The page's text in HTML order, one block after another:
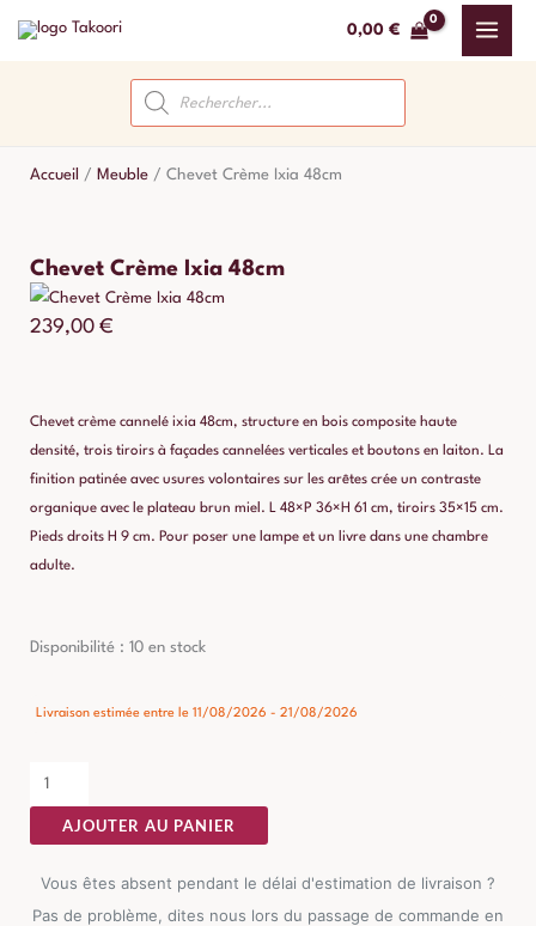
0,00 €
Recherche
de
produits
Accueil / Meuble / Chevet Crème Ixia 48cm
Chevet Crème Ixia 48cm
239,00 €
Chevet crème cannelé ixia 48cm, structure en bois composite haute
densité, trois tiroirs à façades cannelées verticales et boutons en laiton. La
finition patinée avec usures volontaires sur les arêtes crée un contraste
organique avec le plateau brun miel. L 48×P 36×H 61 cm, tiroirs 35×15 cm.
Pieds droits H 9 cm. Pour poser une lampe et un livre dans une chambre
adulte.
Disponibilité : 10 en stock
Livraison estimée entre le 11/08/2026 - 21/08/2026
quantité
Chevet
Ixia
48cm
AJOUTER AU PANIER
Vous êtes absent pendant le délai d'estimation de livraison ?
Pas de problème, dites nous lors du passage de commande en